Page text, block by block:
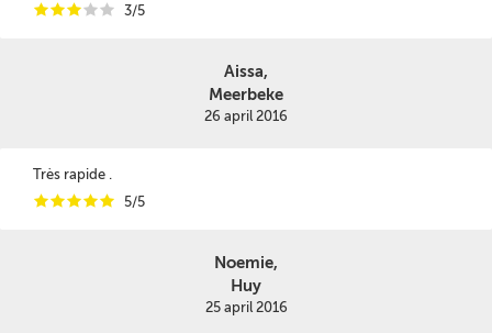
iiiii 3/5
Aissa,
Meerbeke
26 april 2016
Très rapide .
iiiii 5/5
Noemie,
Huy
25 april 2016